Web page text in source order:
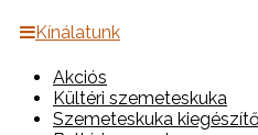
Kínálatunk
Akciós
Kültéri szemeteskuka
Szemeteskuka